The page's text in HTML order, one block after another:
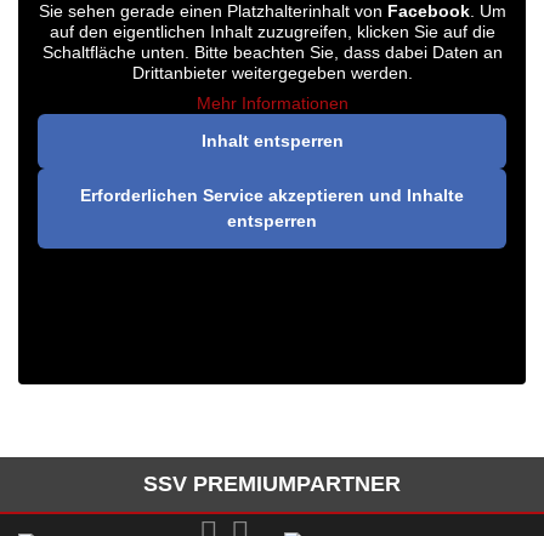
Sie sehen gerade einen Platzhalterinhalt von Facebook. Um
auf den eigentlichen Inhalt zuzugreifen, klicken Sie auf die
Schaltfläche unten. Bitte beachten Sie, dass dabei Daten an
Drittanbieter weitergegeben werden.
Mehr Informationen
Inhalt entsperren
Erforderlichen Service akzeptieren und Inhalte
entsperren
SSV PREMIUMPARTNER